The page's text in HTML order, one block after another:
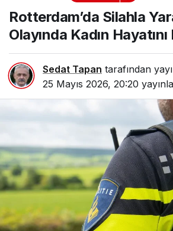
Rotterdam’da Silahla
Olayında Kadın
Sedat Tapan tarafından
25 Mayıs 2026, 20:20